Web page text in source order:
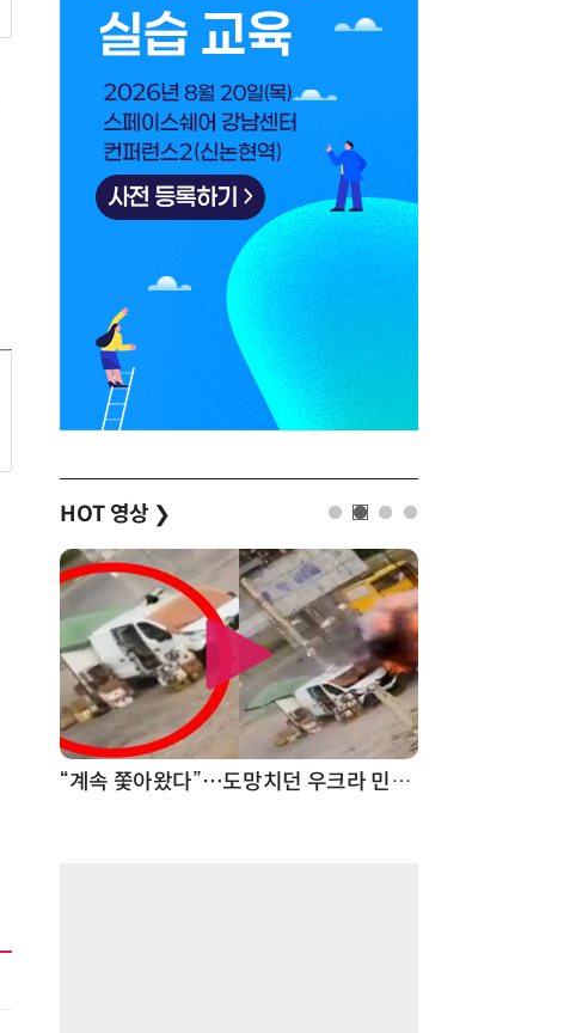
HOT 영상 ❯
“계속 쫓아왔다”…도망치던 우크라 민간인 공격한 러 자폭 드론